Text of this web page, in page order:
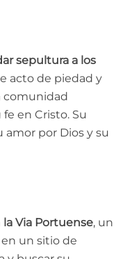
sepultura a los
acto de piedad y
comunidad
en Cristo. Su
por Dios y su
Via Portuense, un
un sitio de